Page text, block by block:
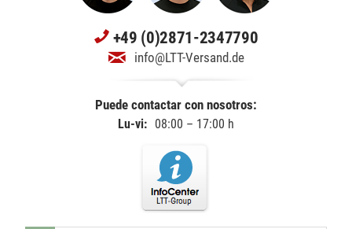
+49 (0)2871-2347790
info@LTT-Versand.de
Puede contactar con nosotros:
Lu-vi: 08:00 – 17:00 h